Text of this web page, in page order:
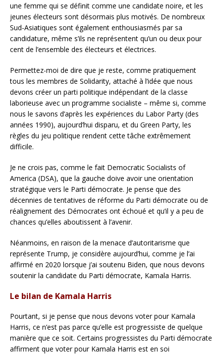
une femme qui se définit comme une candidate noire, et les
jeunes électeurs sont désormais plus motivés. De nombreux
Sud-Asiatiques sont également enthousiasmés par sa
candidature, même s’ils ne représentent qu’un ou deux pour
cent de l’ensemble des électeurs et électrices.
Permettez-moi de dire que je reste, comme pratiquement
tous les membres de Solidarity, attaché à l’idée que nous
devons créer un parti politique indépendant de la classe
laborieuse avec un programme socialiste – même si, comme
nous le savons d’après les expériences du Labor Party (des
années 1990), aujourd’hui disparu, et du Green Party, les
règles du jeu politique rendent cette tâche extrêmement
difficile.
Je ne crois pas, comme le fait Democratic Socialists of
America (DSA), que la gauche doive avoir une orientation
stratégique vers le Parti démocrate. Je pense que des
décennies de tentatives de réforme du Parti démocrate ou de
réalignement des Démocrates ont échoué et qu’il y a peu de
chances qu’elles aboutissent à l’avenir.
Néanmoins, en raison de la menace d’autoritarisme que
représente Trump, je considère aujourd’hui, comme je l’ai
affirmé en 2020 lorsque j’ai soutenu Biden, que nous devons
soutenir la candidate du Parti démocrate, Kamala Harris.
Le bilan de Kamala Harris
Pourtant, si je pense que nous devons voter pour Kamala
Harris, ce n’est pas parce qu’elle est progressiste de quelque
manière que ce soit. Certains progressistes du Parti démocrate
affirment que voter pour Kamala Harris est en soi